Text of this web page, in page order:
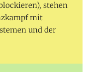
stehen
mit
und der